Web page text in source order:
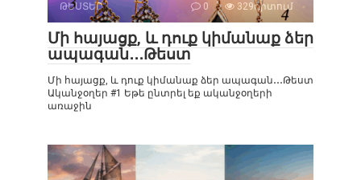
ԹԵՍՏԵՐ 0 329դիտում
Մի հայացք, և դուք կիմանաք ձեր
ապագան․․․Թեստ
Մի հայացք, և դուք կիմանաք ձեր ապագան․․․Թեստ
Ականջօղեր #1 Եթե ընտրել եք ականջօղերի
առաջին